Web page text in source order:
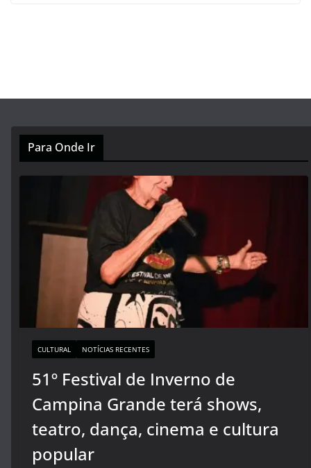
Para Onde Ir
CULTURAL NOTÍCIAS RECENTES
51º Festival de Inverno de
Campina Grande terá shows,
teatro, dança, cinema e cultura
popular